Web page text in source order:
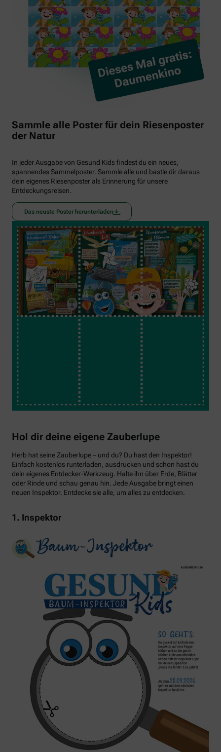
Sammle alle Poster für dein Riesenposter
der Natur
In jeder Ausgabe von Gesund Kids findest du ein neues,
spannendes Sammelposter. Sammle alle und bastle dir daraus
dein eigenes Riesenposter als Erinnerung für unsere
Entdeckungsreisen.
Das neuste Poster herunterladen
Hol dir deine eigene Zauberlupe
Herb hat seine Zauberlupe – und du? Du hast den Inspektor!
Einfach kostenlos runterladen, ausdrucken und schon hast du
dein eigenes Entdecker-Werkzeug. Halte ihn über Erde, Blätter
oder Rinde und schau genau hin. Jede Ausgabe bringt einen
neuen Inspektor. Entdecke sie alle, um alles zu entdecken.
1. Inspektor